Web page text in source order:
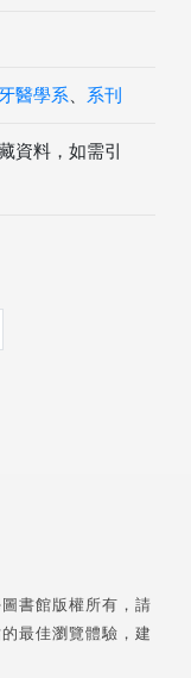
牙醫學系 系刊
資料，如需引
書館版權所有，請
最佳瀏覽體驗，建